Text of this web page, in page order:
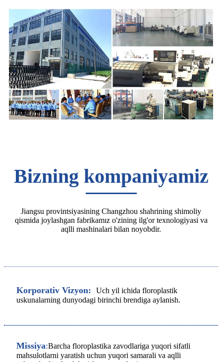
Bizning kompaniyamiz
Jiangsu provintsiyasining Changzhou shahrining shimoliy
qismida joylashgan fabrikamız o'zining ilg'or texnologiyasi va
aqlli mashinalari bilan noyobdir.
Korporativ Vizyon:
Uch yil ichida floroplastik
uskunalarning dunyodagi birinchi brendiga aylanish.
Missiya:Barcha floroplastika zavodlariga yuqori sifatli
mahsulotlarni yaratish uchun yuqori samarali va aqlli